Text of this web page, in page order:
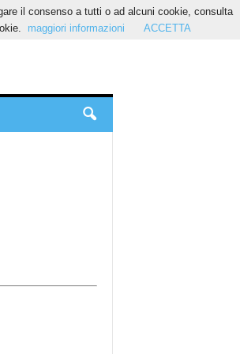
il consenso a tutti o ad alcuni cookie, consulta
maggiori informazioni ACCETTA